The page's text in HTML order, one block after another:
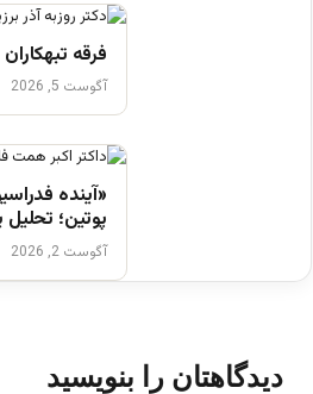
فرقه
آگوست 5, 2026
«آینده
پوتین؛
آگوست 2, 2026
دیدگاهتان را بنویسید